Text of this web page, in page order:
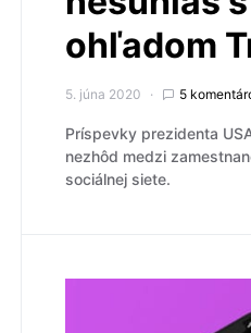
ohľadom
5. júna 2020 5
Príspevky prezidenta
nezhôd medzi
sociálnej siete.